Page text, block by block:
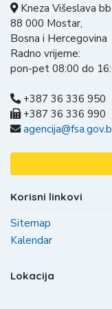
Kneza Višeslava bb,
88 000 Mostar,
Bosna i Hercegovina
Radno vrijeme:
pon-pet 08:00 do
+387 36 336 950
+387 36 336 990
Korisni linkovi
Sitemap
Kalendar
Lokacija